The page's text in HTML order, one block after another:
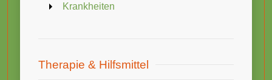
Krankheiten
Therapie & Hilfsmittel